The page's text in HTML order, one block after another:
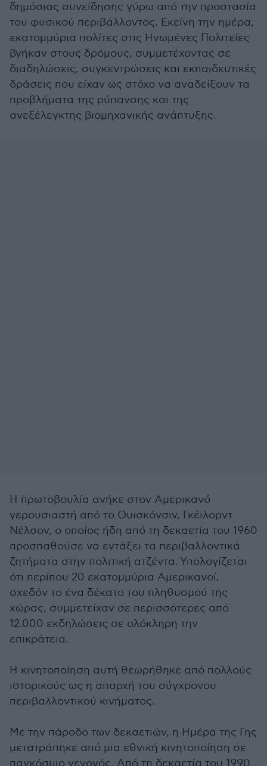
δημόσιας συνείδησης γύρω από την προστασία
του φυσικού περιβάλλοντος. Εκείνη την ημέρα,
εκατομμύρια πολίτες στις Ηνωμένες Πολιτείες
βγήκαν στους δρόμους, συμμετέχοντας σε
διαδηλώσεις, συγκεντρώσεις και εκπαιδευτικές
δράσεις που είχαν ως στόχο να αναδείξουν τα
προβλήματα της ρύπανσης και της
ανεξέλεγκτης βιομηχανικής ανάπτυξης.
Η πρωτοβουλία ανήκε στον Αμερικανό
γερουσιαστή από το Ουισκόνσιν, Γκέιλορντ
Νέλσον, ο οποίος ήδη από τη δεκαετία του 1960
προσπαθούσε να εντάξει τα περιβαλλοντικά
ζητήματα στην πολιτική ατζέντα. Υπολογίζεται
ότι περίπου 20 εκατομμύρια Αμερικανοί,
σχεδόν το ένα δέκατο του πληθυσμού της
χώρας, συμμετείχαν σε περισσότερες από
12.000 εκδηλώσεις σε ολόκληρη την
επικράτεια.
Η κινητοποίηση αυτή θεωρήθηκε από πολλούς
ιστορικούς ως η απαρχή του σύγχρονου
περιβαλλοντικού κινήματος.
Με την πάροδο των δεκαετιών, η Ημέρα της Γης
μετατράπηκε από μια εθνική κινητοποίηση σε
παγκόσμιο γεγονός. Από τη δεκαετία του 1990